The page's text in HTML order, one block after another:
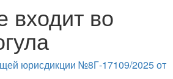
входит во
юрисдикции №8Г-17109/2025 от